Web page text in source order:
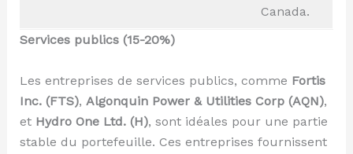
Canada.
Services publics (15-20%)
Les entreprises de services publics, comme Fortis
Inc. (FTS), Algonquin Power & Utilities Corp (AQN),
et Hydro One Ltd. (H), sont idéales pour une partie
stable du portefeuille. Ces entreprises fournissent